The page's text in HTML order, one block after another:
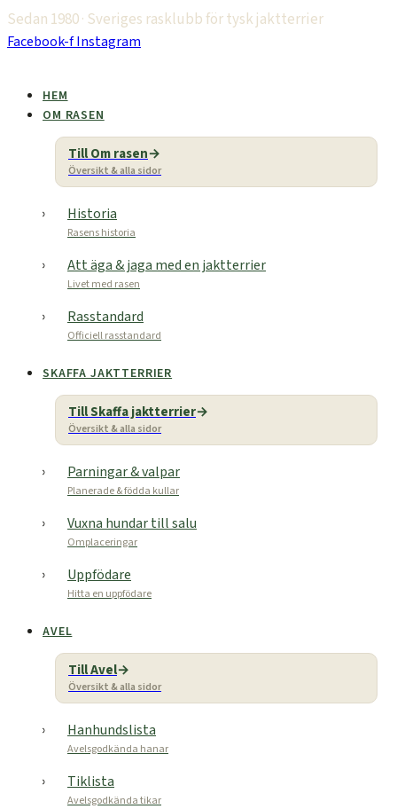
Hoppa
till
Sedan 1980 · Sveriges rasklubb för tysk jaktterrier
Facebook-fInstagram
HEM
OM RASEN
Till Om rasen
Översikt & alla sidor
Historia
Rasens historia
Att äga & jaga med en jaktterrier
Livet med rasen
Rasstandard
Officiell rasstandard
SKAFFA JAKTTERRIER
Till Skaffa jaktterrier
Översikt & alla sidor
Parningar & valpar
Planerade & födda kullar
Vuxna hundar till salu
Omplaceringar
Uppfödare
Hitta en uppfödare
AVEL
Till Avel
Översikt & alla sidor
Hanhundslista
Avelsgodkända hanar
Tiklista
Avelsgodkända tikar